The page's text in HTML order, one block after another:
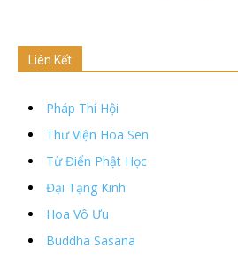
Liên Kết
Pháp Thí Hội
Thư Viện Hoa Sen
Từ Điển Phật Học
Đại Tạng Kinh
Hoa Vô Ưu
Buddha Sasana